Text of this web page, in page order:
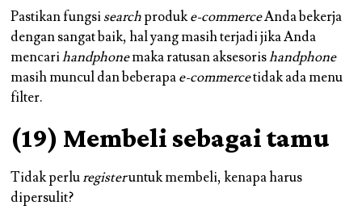
Pastikan fungsisearchproduke-commerceAnda bekerja
dengan sangat baik, hal yang masih terjadi jika Anda
mencarihandphonemaka ratusan aksesorishandphone
masih muncul dan beberapae-commercetidak ada menu
filter.
(19) Membeli sebagai tamu
Tidak perluregisteruntuk membeli, kenapa harus
dipersulit?